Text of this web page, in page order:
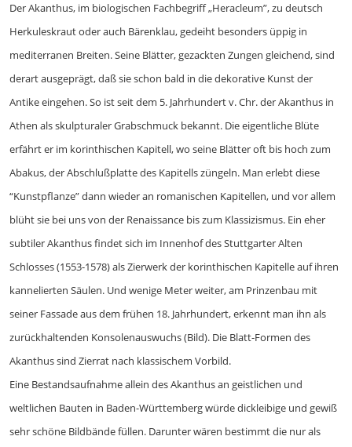
Der Akanthus, im biologischen Fachbe­griff „Heracleum”, zu deutsch
Herkules­kraut oder auch Bärenklau, gedeiht be­sonders üppig in
mediterranen Breiten. Seine Blätter, gezackten Zungen glei­chend, sind
derart ausgeprägt, daß sie schon bald in die dekorative Kunst der
Antike eingehen. So ist seit dem 5. Jahr­hundert v. Chr. der Akanthus in
Athen als skulpturaler Grabschmuck bekannt. Die eigentliche Blüte
erfährt er im korinthi­schen Kapitell, wo seine Blätter oft bis hoch zum
Abakus, der Abschlußplatte des Kapitells züngeln. Man erlebt diese
“Kunstpflanze” dann wieder an romani­schen Kapitellen, und vor allem
blüht sie bei uns von der Renaissance bis zum Klas­sizismus. Ein eher
subtiler Akanthus fin­det sich im Innenhof des Stuttgarter Al­ten
Schlosses (1553-1578) als Zierwerk der korinthischen Kapitelle auf ihren
kan­nelierten Säulen. Und wenige Meter wei­ter, am Prinzenbau mit
seiner Fassade aus dem frühen 18. Jahrhundert, erkennt man ihn als
zurückhaltenden Konsolenaus­wuchs (Bild). Die Blatt-Formen des
Akanthus sind Zierrat nach klassischem Vorbild.
Eine Bestandsaufnahme allein des Akanthus an geistlichen und
weltlichen Bauten in Baden-Württem­berg würde dickleibige und gewiß
sehr schöne Bildbände füllen. Darunter wä­ren bestimmt die nur als